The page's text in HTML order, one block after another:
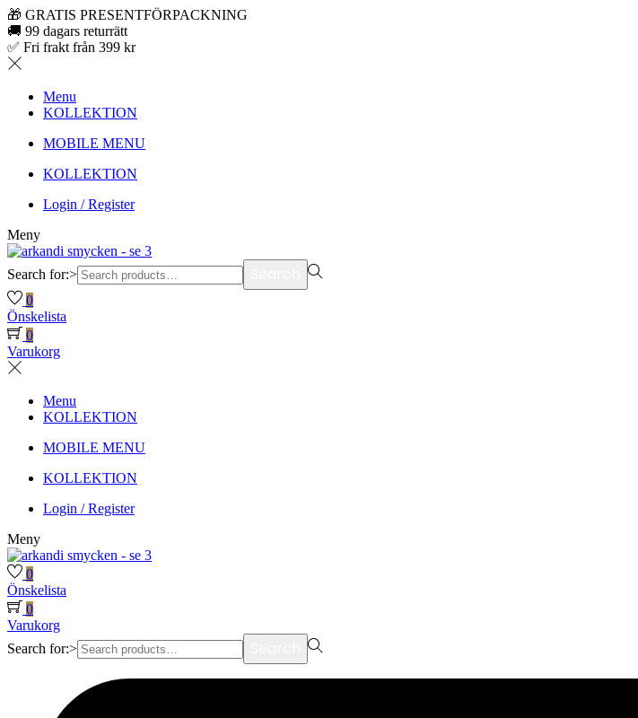
🎁 GRATIS PRESENTFÖRPACKNING
🚚 99 dagars returrätt
✅ Fri frakt från 399 kr
Menu
KOLLEKTION
MOBILE MENU
KOLLEKTION
Login / Register
Meny
Search for:>
0
Önskelista
0
Varukorg
Menu
KOLLEKTION
MOBILE MENU
KOLLEKTION
Login / Register
Meny
0
Önskelista
0
Varukorg
Search for:>